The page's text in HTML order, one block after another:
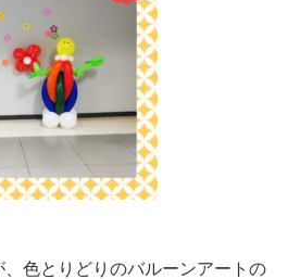
色とりどりのバルーンアートの